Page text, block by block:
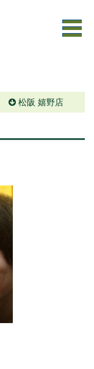
松阪 嬉野店